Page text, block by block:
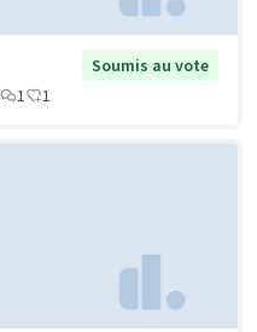
Soumis au vote
1 1